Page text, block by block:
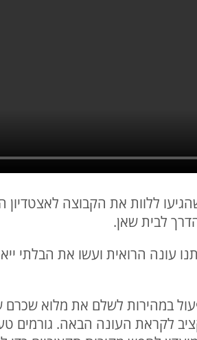
ללוות את הקבוצה
לבית שאן.
עונה הרואית ועשו את הבלתי
במהירות לשלם את מלוא שכרם
לקראת העונה הבאה. גורמים